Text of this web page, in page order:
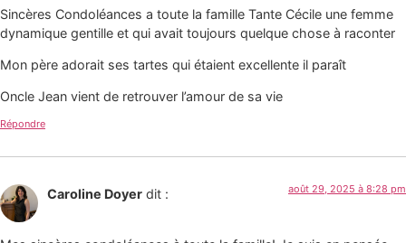
Sincères Condoléances a toute la famille Tante Cécile une femme
dynamique gentille et qui avait toujours quelque chose à raconter
Mon père adorait ses tartes qui étaient excellente il paraît
Oncle Jean vient de retrouver l’amour de sa vie
Répondre
Caroline Doyer dit : août 29, 2025 à 8:28 pm